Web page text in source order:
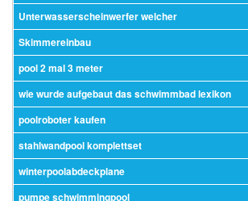
Unterwasserscheinwerfer welcher
Skimmereinbau
pool 2 mal 3 meter
wie wurde aufgebaut das schwimmbad lexikon
poolroboter kaufen
stahlwandpool komplettset
winterpoolabdeckplane
pumpe schwimmingpool